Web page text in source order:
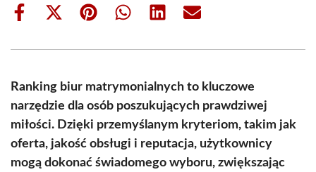
Share
Share
(Twitter)
Share Share Share Share
Ranking biur matrymonialnych to kluczowe
narzędzie dla osób poszukujących prawdziwej
miłości. Dzięki przemyślanym kryteriom, takim jak
oferta, jakość obsługi i reputacja, użytkownicy
mogą dokonać świadomego wyboru, zwiększając